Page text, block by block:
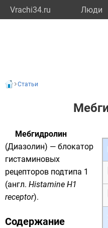
Vrachi34.ru Люди
Статьи
Мебгидролин
(Диазолин) — блокатор
гистаминовых
рецепторов подтипа 1
(англ. Histamine H1
receptor).
Содержание